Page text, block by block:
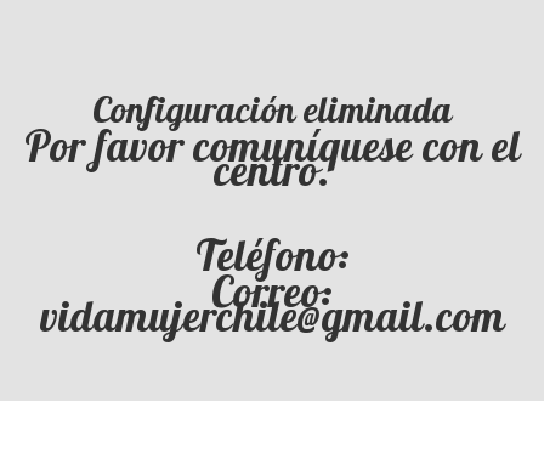
Configuración eliminada
Por favor comuníquese con el
centro.
Teléfono:
Correo:
vidamujerchile@gmail.com